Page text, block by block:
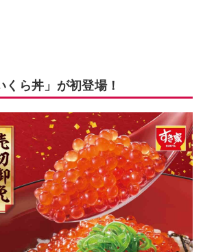
くら丼」が初登場！